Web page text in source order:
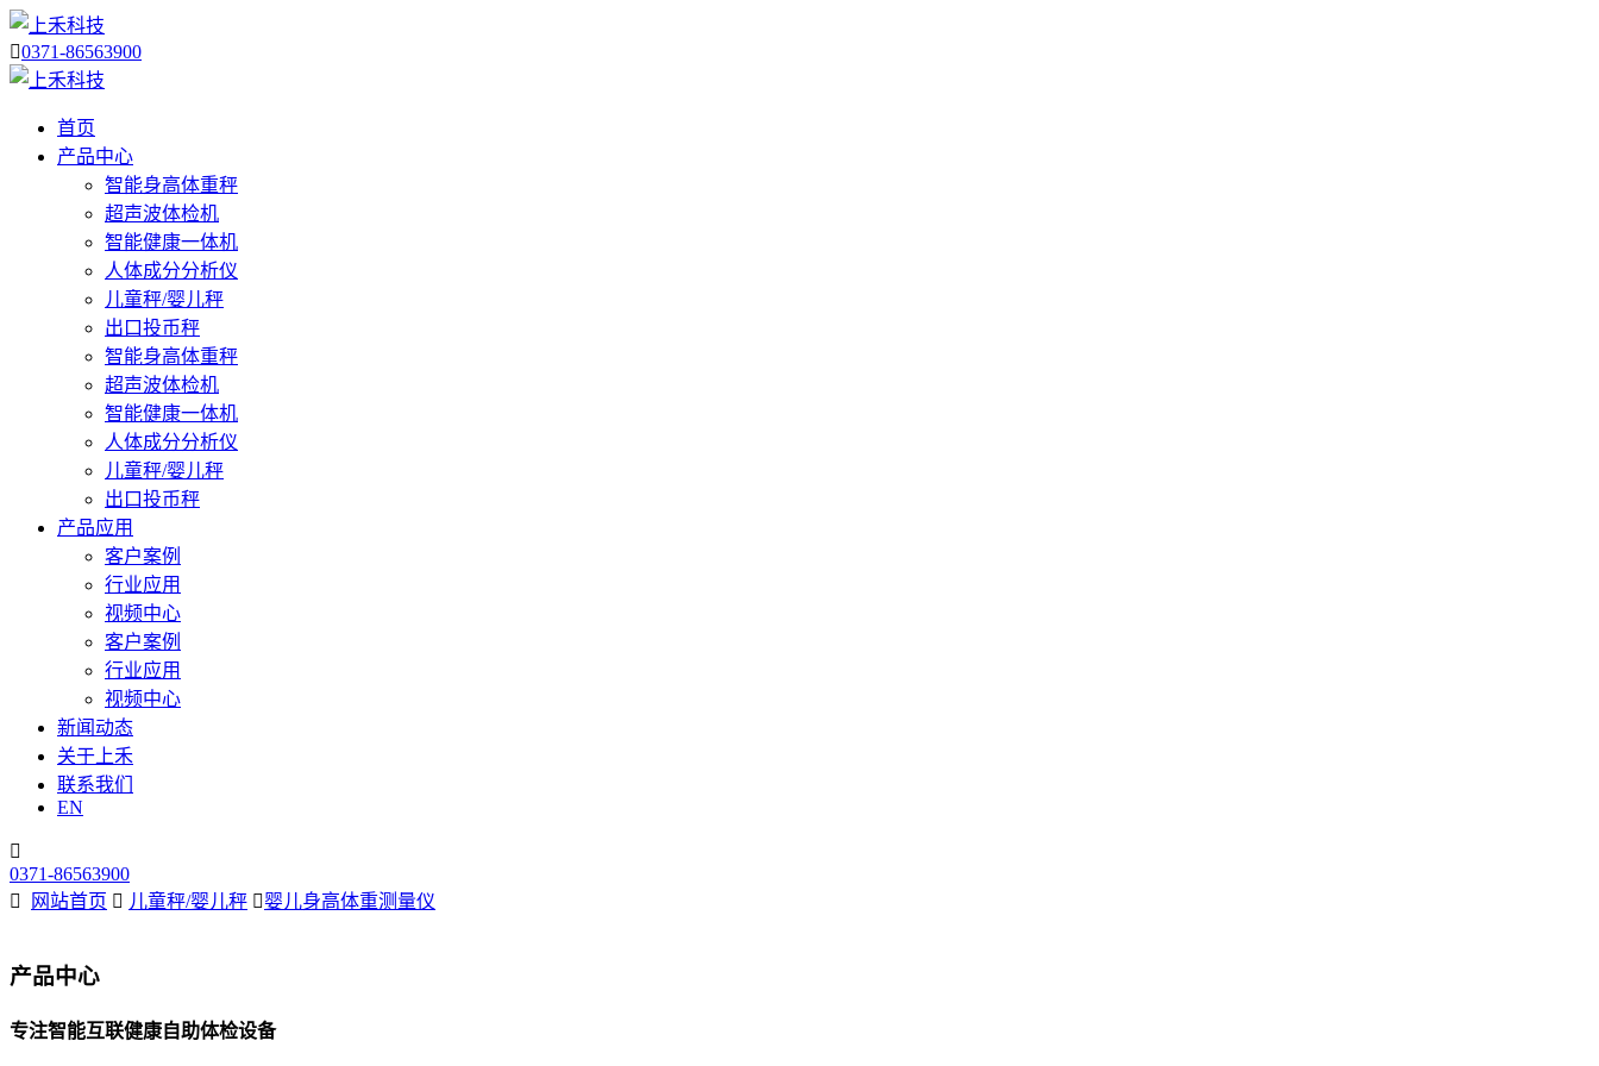
0371-86563900
首页
产品中心
智能身高体重秤
超声波体检机
智能健康一体机
人体成分分析仪
儿童秤/婴儿秤
出口投币秤
智能身高体重秤
超声波体检机
智能健康一体机
人体成分分析仪
儿童秤/婴儿秤
出口投币秤
产品应用
客户案例
行业应用
视频中心
客户案例
行业应用
视频中心
新闻动态
关于上禾
联系我们
EN

0371-86563900

网站首页  儿童秤/婴儿秤 婴儿身高体重测量仪
产品中心
专注智能互联健康自助体检设备